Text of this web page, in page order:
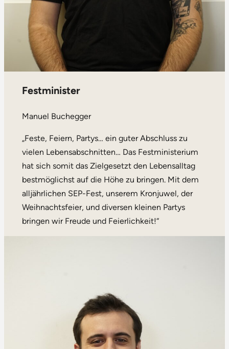
Festminister
Manuel Buchegger
„Feste, Feiern, Partys… ein guter Abschluss zu
vielen Lebensabschnitten… Das Festministerium
hat sich somit das Zielgesetzt den Lebensalltag
bestmöglichst auf die Höhe zu bringen. Mit dem
alljährlichen SEP-Fest, unserem Kronjuwel, der
Weihnachtsfeier, und diversen kleinen Partys
bringen wir Freude und Feierlichkeit!“